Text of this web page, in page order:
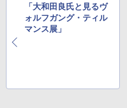
「大和田良氏と見るヴ
ォルフガング・ティル
マンス展」